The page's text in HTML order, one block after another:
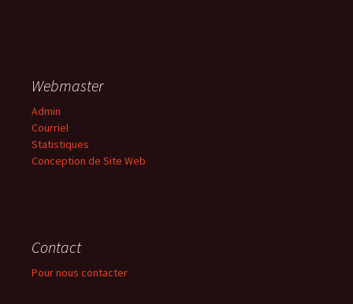
Webmaster
Admin
Courriel
Statistiques
Conception de Site Web
Contact
Pour nous contacter